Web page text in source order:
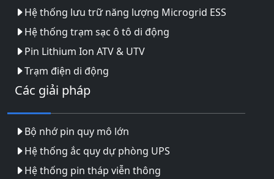
Hệ thống lưu trữ năng lượng Microgrid ESS
Hệ thống trạm sạc ô tô di động
Pin Lithium Ion ATV & UTV
Trạm điện di động
Các giải pháp
Bộ nhớ pin quy mô lớn
Hệ thống ắc quy dự phòng UPS
Hệ thống pin tháp viễn thông